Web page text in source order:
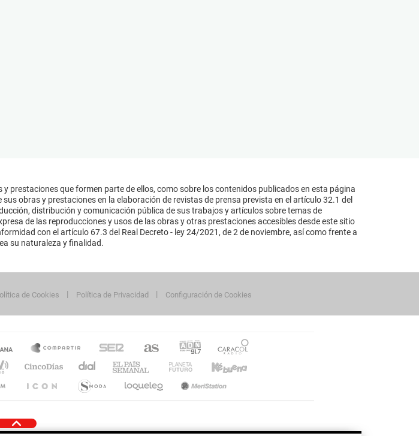
que formen parte de ellos, como sobre los contenidos publicados en esta página
obras y prestaciones en la elaboración de revistas de prensa prevista en el artículo 32.1 del
distribución y comunicación pública de sus trabajos y artículos sobre temas de
de las reproducciones y usos de las obras y otras prestaciones accesibles desde este sitio
con el artículo 67.3 del Real Decreto - ley 24/2021, de 2 de noviembre, así como frente a
su naturaleza y finalidad.
de Cookies Política de Privacidad Configuración de Cookies